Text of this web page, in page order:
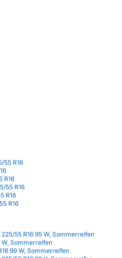
55 R16
R16
55 R16
R16
R16
55 R16 95 W, Sommerreifen
W, Sommerreifen
99 W, Sommerreifen